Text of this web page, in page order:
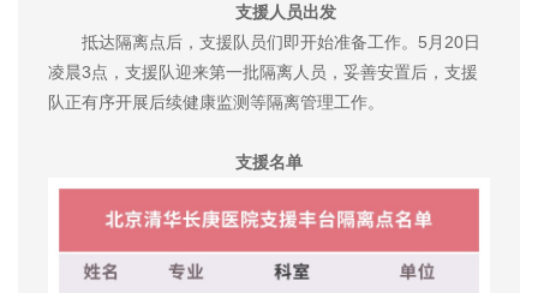
支援人员出发
抵达隔离点后，支援队员们即开始准备工作。5月20日
凌晨3点，支援队迎来第一批隔离人员，妥善安置后，支援
队正有序开展后续健康监测等隔离管理工作。
支援名单